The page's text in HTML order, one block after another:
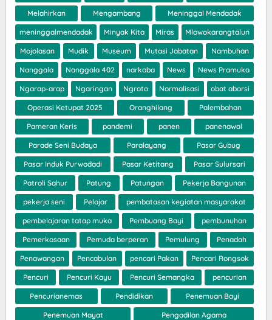
Melahirkan Mengambang Meninggal Mendadak
meninggalmendadak Minyak Kita Miras Mlowokarangtalun
Mojolasan Mudik Museum Mutasi Jabatan Nambuhan
Nanggala Nanggala 402 narkoba News News Pramuka
Ngarap-arap Ngaringan Ngroto Normalisasi obat aborsi
Operasi Ketupat 2025 Oranghilang Palembahan
Pameran Keris pandemi panen panenawal
Parade Seni Budaya Paralayang Pasar Gubug
Pasar Induk Purwodadi Pasar Ketitang Pasar Sulursari
Patroli Sahur Patung Patungan Pekerja Bangunan
pekerja seni Pelajar pembatasan kegiatan masyarakat
pembelajaran tatap muka Pembuang Bayi pembunuhan
Pemerkosaan Pemuda berperan Pemulung Penadah
Penawangan Pencabulan pencari Pakan Pencari Rongsok
Pencuri Pencuri Kayu Pencuri Semangka pencurian
Pencurianemas Pendidikan Penemuan Bayi
Penemuan Mayat Pengadilan Agama